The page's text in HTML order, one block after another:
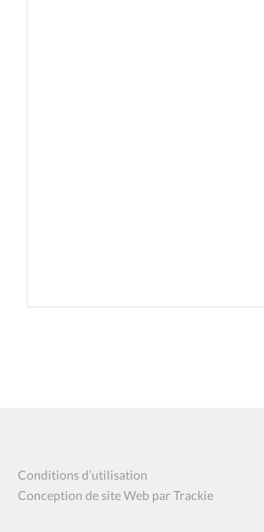
Conditions d’utilisation
Conception de site Web par Trackie